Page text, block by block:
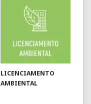
LICENCIAMENTO
AMBIENTAL